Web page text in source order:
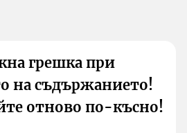
грешка при
на съдържанието!
отново по-късно!